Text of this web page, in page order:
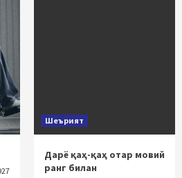
Шеърият
Дарё қаҳ-қаҳ отар мовий
ранг билан